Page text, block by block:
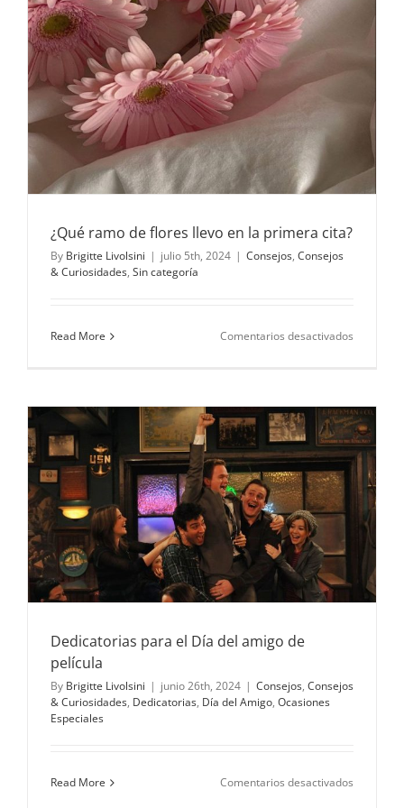
¿Qué ramo de flores llevo en la primera cita?
By Brigitte Livolsini | julio 5th, 2024 | Consejos, Consejos
& Curiosidades, Sin categoría
Read More Comentarios desactivados
llevo
en
la
primera
cita?
Dedicatorias para el Día del amigo de
película
By Brigitte Livolsini | junio 26th, 2024 | Consejos, Consejos
& Curiosidades, Dedicatorias, Día del Amigo, Ocasiones
Especiales
Read More Comentarios desactivados